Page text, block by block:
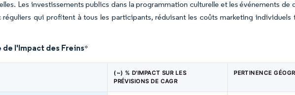
Les investissements publics dans la programmation culturelle et les événements de
réguliers qui profitent à tous les participants, réduisant les coûts marketing
de l'Impact des Freins*
(~) % D'IMPACT SUR LES
PRÉVISIONS DE CAGR
PERTINENCE